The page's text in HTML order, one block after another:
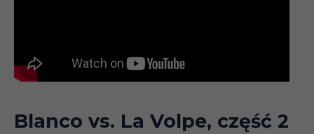
Blanco vs. La Volpe, część 2